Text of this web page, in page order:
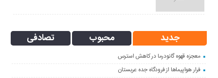
جدید محبوب تصادفی
معجزه قهوه گانودرما در کاهش استرس
فرار هواپیماها از فرودگاه جده عربستان